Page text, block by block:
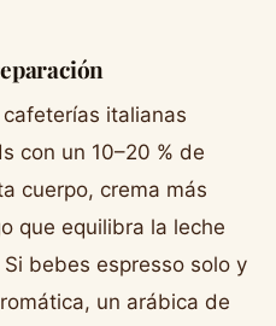
italianas
con un 10–20 % de
cuerpo, crema más
que equilibra la leche
bebes espresso solo y
un arábica de